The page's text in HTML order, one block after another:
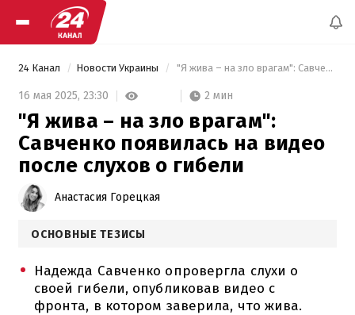
24 Канал Новости Украины "Я жива – на зло врагам": Савченко появилась на видео после слухов о гибели
16 мая 2025, 23:30 2 мин
"Я жива – на зло врагам":
Савченко появилась на видео
после слухов о гибели
Анастасия Горецкая
ОСНОВНЫЕ ТЕЗИСЫ
Надежда Савченко опровергла слухи о
своей гибели, опубликовав видео с
фронта, в котором заверила, что жива.